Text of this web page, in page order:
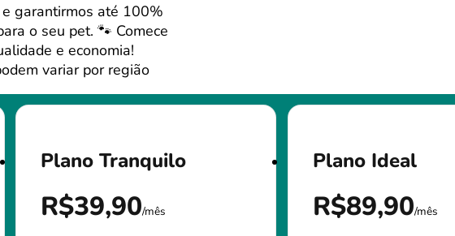
garantirmos até 100%
o seu pet. 🐾 Comece
e economia!
variar por região
Plano Tranquilo
R$39,90/mês
Plano Ideal
R$89,90/mês